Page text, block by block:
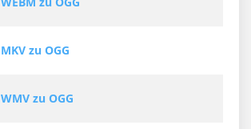
MKV zu OGG
WMV zu OGG